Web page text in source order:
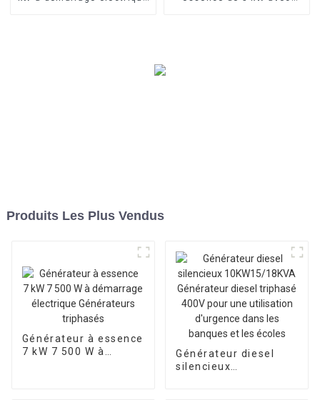
Produits Les Plus Vendus
Générateur à essence
7 kW 7 500 W à
Générateur diesel
silencieux